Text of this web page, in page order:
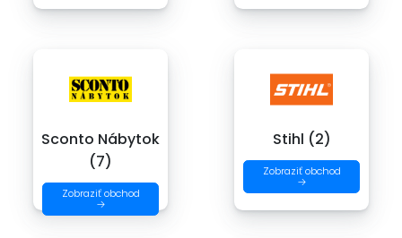
Sconto Nábytok
(7)
Zobraziť obchod
→
Stihl (2)
Zobraziť obchod
→